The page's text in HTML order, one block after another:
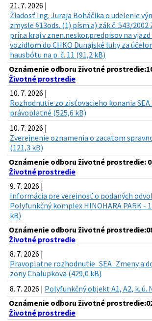
21. 7. 2026 |
Žiadosť Ing. Juraja Boháčika o udelenie
zmysle §13ods. (1) písm.a) zák.č. 543/2002
prír.a kraj.v znen.neskor.predpisov na
vozidlom do CHKO Dunajské luhy za
hausbótu na p. č. 11 (91,2 kB)
Oznámenie odboru životné
Životné prostredie
10. 7. 2026 |
Rozhodnutie zo zisťovacieho konania SEA
právoplatné (525,6 kB)
10. 7. 2026 |
Zverejnenie oznamenia o zacatom
(121,3 kB)
Oznámenie odboru životné prostredie:
Životné prostredie
9. 7. 2026 |
Informácia pre verejnosť o podaných
Polyfunkčný komplex HINOHARA PARK -
kB)
Oznámenie odboru životné
Životné prostredie
8. 7. 2026 |
Pravoplatne rozhodnutie_SEA_Zmeny a
zony Chalupkova (429,0 kB)
8. 7. 2026 | Polyfunkčný objekt A1, A2, k. ú.
Oznámenie odboru životné
Životné prostredie